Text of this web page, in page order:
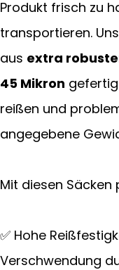
Produkt frisch zu
transportieren.
aus extra
45 Mikron
reißen und
angegebene
Mit diesen
✅ Hohe
Verschwendung